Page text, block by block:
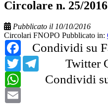
Circolare n. 25/2016
Pubblicato il 10/10/2016
Circolari FNOPO Pubblicato in:
Condividi su
Facebook
Twitter
TwitterTelegram
Condividi
WhatsApp